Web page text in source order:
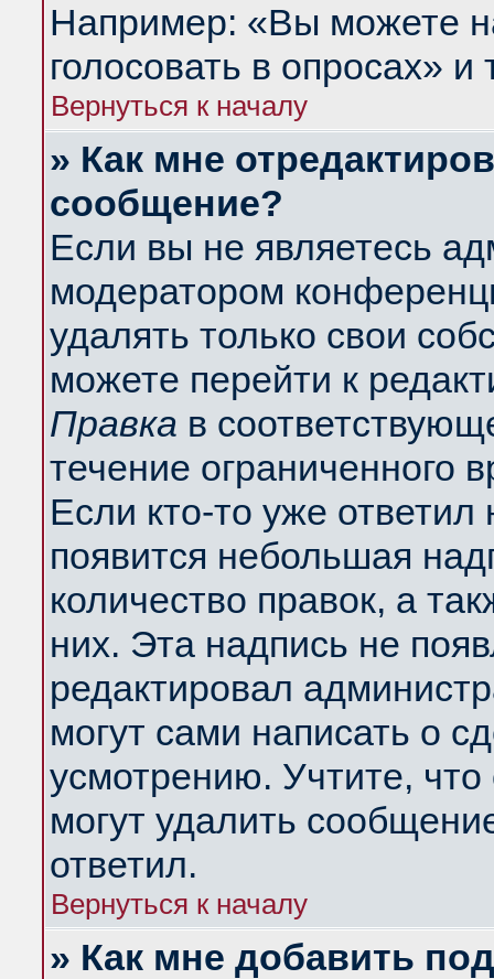
Например: «Вы можете
голосовать в опросах» и
Вернуться к началу
» Как мне
сообщение?
Если вы не являетесь
модератором
удалять только свои
можете перейти к
Правка в
течение ограниченного
Если кто-то уже
появится небольшая
количество правок, а
них. Эта надпись не
редактировал
могут сами написать о
усмотрению. Учтите,
могут удалить
ответил.
Вернуться к началу
» Как мне добавить